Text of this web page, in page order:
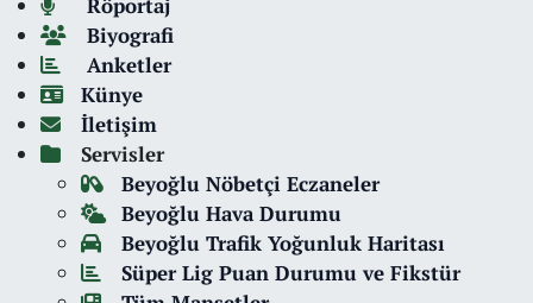
Biyografi
Anketler
Künye
İletişim
Servisler
Beyoğlu Nöbetçi Eczaneler
Beyoğlu Hava Durumu
Beyoğlu Trafik Yoğunluk Haritası
Süper Lig Puan Durumu ve Fikstür